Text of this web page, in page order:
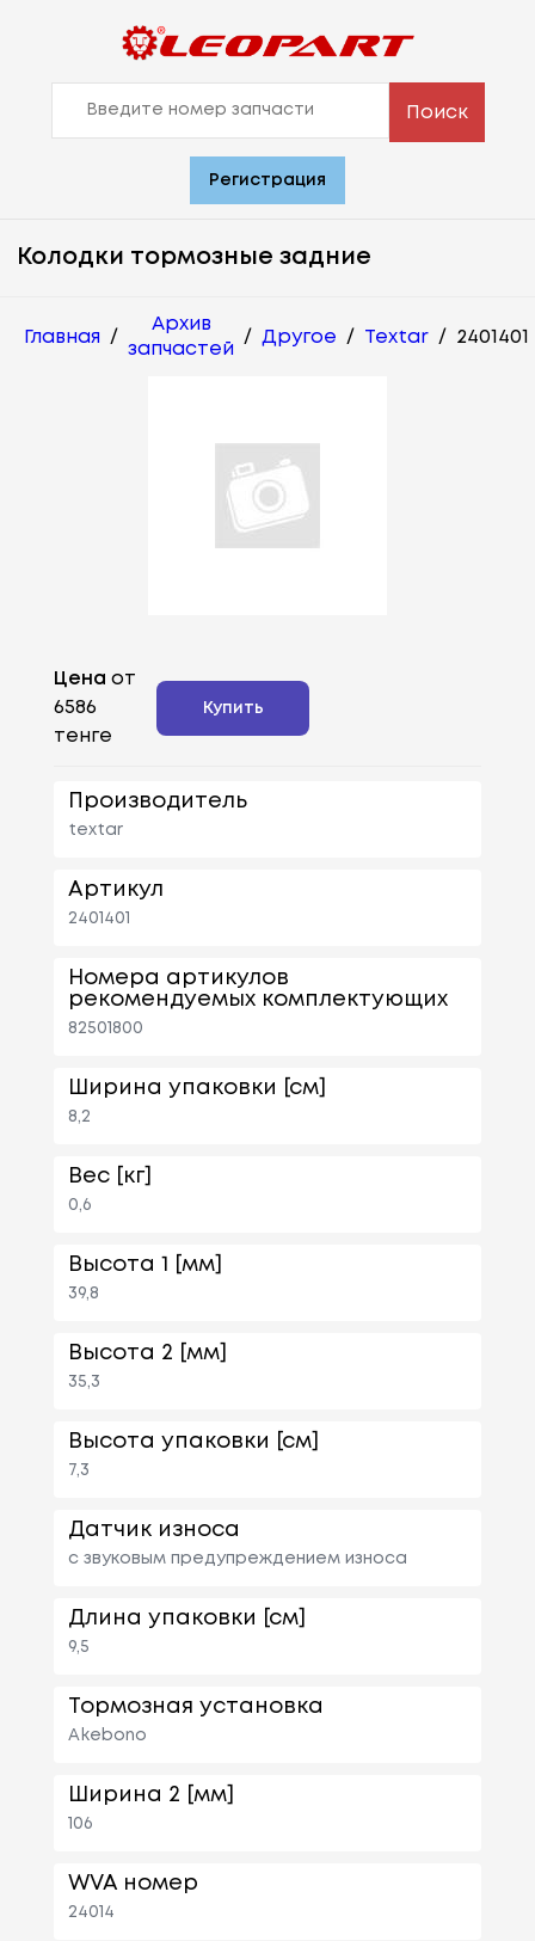
Поиск
Регистрация
Колодки тормозные задние
Главная /
Архив
запчастей
/ Другое / Textar / 2401401
Цена от
6586
тенге
Купить
Производитель
textar
Артикул
2401401
Номера артикулов
рекомендуемых комплектующих
82501800
Ширина упаковки [см]
8,2
Вес [кг]
0,6
Высота 1 [мм]
39,8
Высота 2 [мм]
35,3
Высота упаковки [см]
7,3
Датчик износа
с звуковым предупреждением износа
Длина упаковки [см]
9,5
Тормозная установка
Akebono
Ширина 2 [мм]
106
WVA номер
24014